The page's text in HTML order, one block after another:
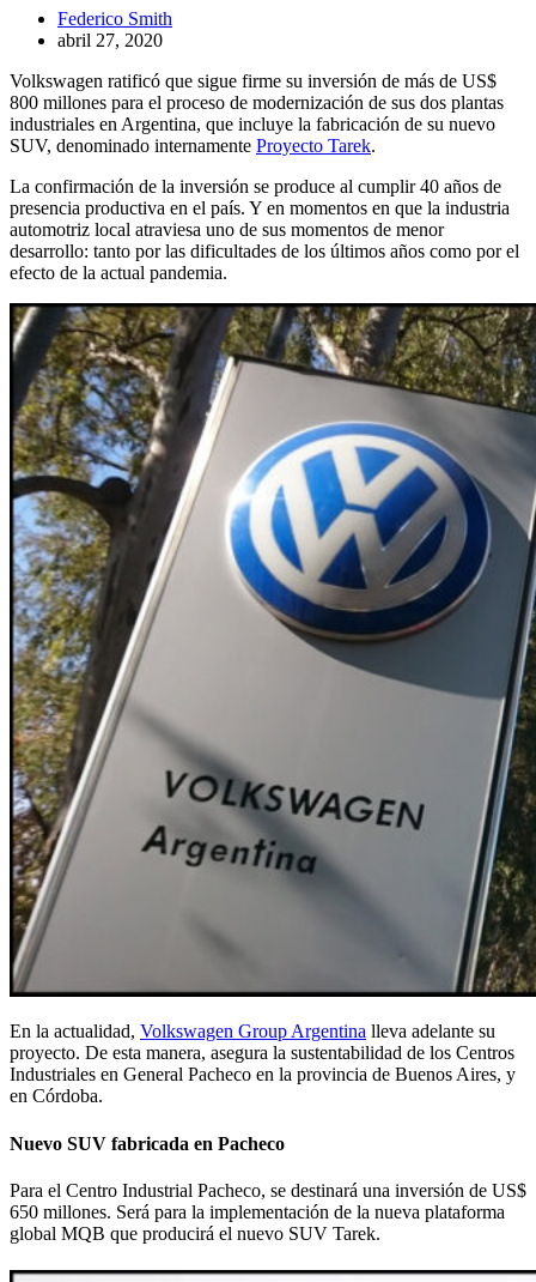
Federico Smith
abril 27, 2020
Volkswagen ratificó que sigue firme su inversión de más de US$
800 millones para el proceso de modernización de sus dos plantas
industriales en Argentina, que incluye la fabricación de su nuevo
SUV, denominado internamente Proyecto Tarek.
La confirmación de la inversión se produce al cumplir 40 años de
presencia productiva en el país. Y en momentos en que la industria
automotriz local atraviesa uno de sus momentos de menor
desarrollo: tanto por las dificultades de los últimos años como por el
efecto de la actual pandemia.
En la actualidad, Volkswagen Group Argentina lleva adelante su
proyecto. De esta manera, asegura la sustentabilidad de los Centros
Industriales en General Pacheco en la provincia de Buenos Aires, y
en Córdoba.
Nuevo SUV fabricada en Pacheco
Para el Centro Industrial Pacheco, se destinará una inversión de US$
650 millones. Será para la implementación de la nueva plataforma
global MQB que producirá el nuevo SUV Tarek.